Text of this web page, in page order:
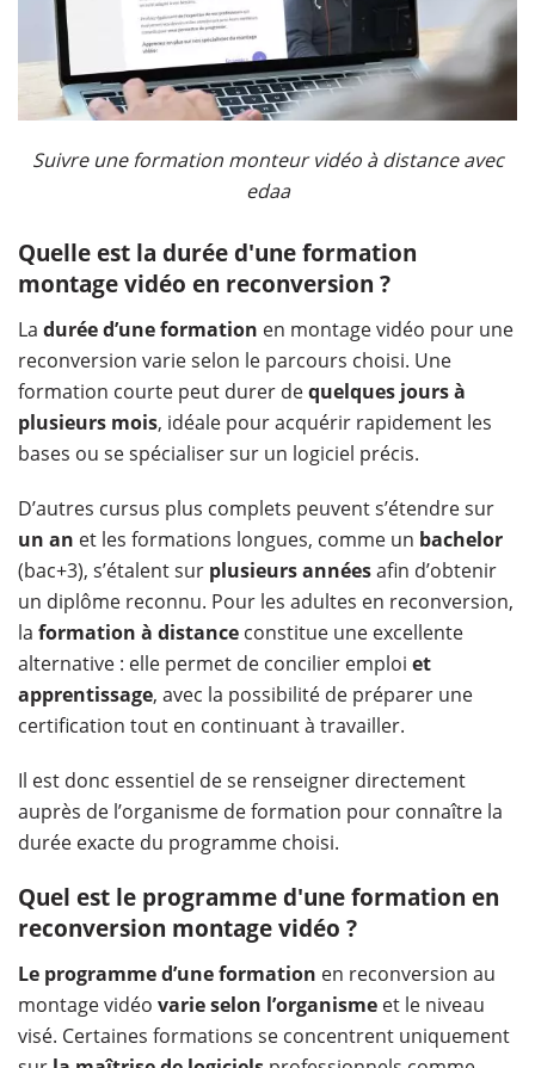
Suivre une formation monteur vidéo à distance avec
edaa
Quelle est la durée d'une formation
montage vidéo en reconversion ?
La durée d’une formation en montage vidéo pour une
reconversion varie selon le parcours choisi. Une
formation courte peut durer dequelques jours à
plusieurs mois, idéale pour acquérir rapidement les
bases ou se spécialiser sur un logiciel précis.
D’autres cursus plus complets peuvent s’étendre sur
un an et les formations longues, comme un bachelor
(bac+3), s’étalent sur plusieurs annéesafin d’obtenir
un diplôme reconnu. Pour les adultes en reconversion,
la formation à distance constitue une excellente
alternative : elle permet de concilier emploi et
apprentissage, avec la possibilité de préparer une
certification tout en continuant à travailler.
Il est donc essentiel de se renseigner directement
auprès de l’organisme de formation pour connaître la
durée exacte du programme choisi.
Quel est le programme d'une formation en
reconversion montage vidéo ?
Le programme d’une formation en reconversion au
montage vidéo varie selon l’organisme et le niveau
visé. Certaines formations se concentrent uniquement